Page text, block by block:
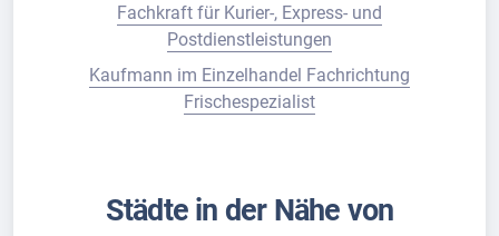
Fachkraft für Kurier-, Express- und
Postdienstleistungen
Kaufmann im Einzelhandel Fachrichtung
Frischespezialist
Städte in der Nähe von